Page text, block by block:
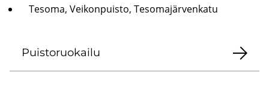
Te­so­ma, Vei­kon­puis­to, Te­so­ma­jär­ven­ka­tu
Puis­to­ruo­kai­lu